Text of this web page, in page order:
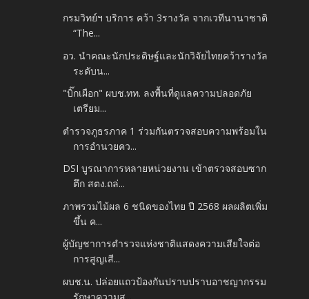
กรมวิทย์ฯ บริการ คว้า 3รางวัล จากเวทีนานาชาติ
“The...
อว. นำคณะนักประดิษฐ์และนักวิจัยไทยคว้ารางวัล
ระดับน...
"บิ๊กเผือก" ผบช.ทท. ลงพื้นที่ดูแลความปลอดภัย
เตรียม...
ตำรวจภูธรภาค 1 ร่วมกันตรวจสอบความพร้อมใน
การอำนวยคว...
DSI บูรณาการหลายหน่วยงาน เข้าตรวจสอบซาก
ตึก สตง.ถล่...
ภาพรวมไม้ผล 6 ชนิดของไทย ปี 2568 ผลผลิตเพิ่ม
ขึ้น ค...
ผู้บัญชาการตำรวจแห่งชาติแสดงความเสียใจต่อ
การสูญเสี...
ผบช.น. ปล่อยแถวป้องกันปราบปราบอาชญากรรม
รักษาความส...